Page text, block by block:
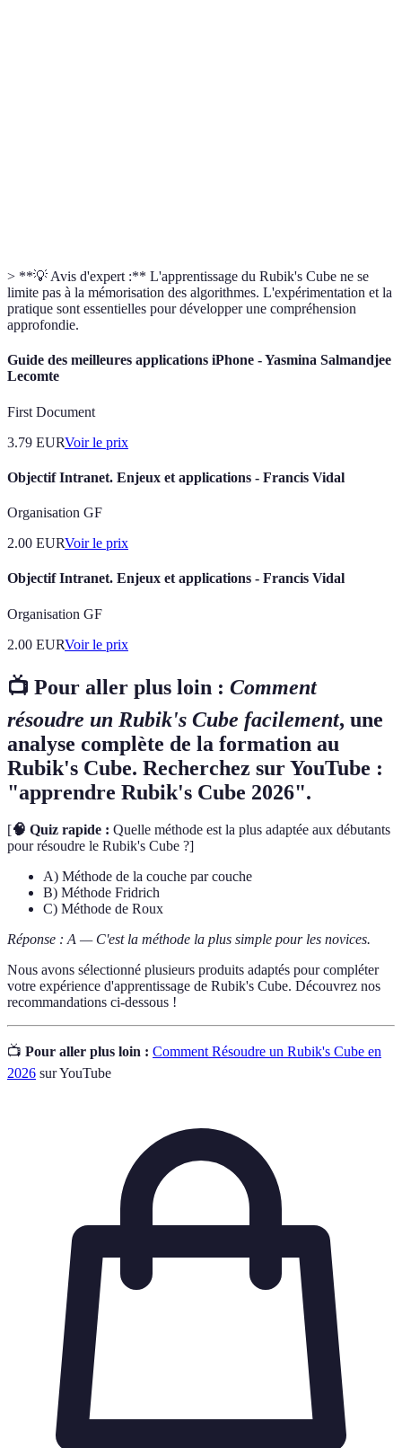
> **💡 Avis d'expert :** L'apprentissage du Rubik's Cube ne se
limite pas à la mémorisation des algorithmes. L'expérimentation et la
pratique sont essentielles pour développer une compréhension
approfondie.
Guide des meilleures applications iPhone - Yasmina Salmandjee
Lecomte
First Document
3.79 EURVoir le prix
Objectif Intranet. Enjeux et applications - Francis Vidal
Organisation GF
2.00 EURVoir le prix
Objectif Intranet. Enjeux et applications - Francis Vidal
Organisation GF
2.00 EURVoir le prix
📺 Pour aller plus loin : Comment
résoudre un Rubik's Cube facilement, une
analyse complète de la formation au
Rubik's Cube. Recherchez sur YouTube :
"apprendre Rubik's Cube 2026".
[🧠 Quiz rapide : Quelle méthode est la plus adaptée aux débutants
pour résoudre le Rubik's Cube ?]
A) Méthode de la couche par couche
B) Méthode Fridrich
C) Méthode de Roux
Réponse : A — C'est la méthode la plus simple pour les novices.
Nous avons sélectionné plusieurs produits adaptés pour compléter
votre expérience d'apprentissage de Rubik's Cube. Découvrez nos
recommandations ci-dessous !
📺 Pour aller plus loin : Comment Résoudre un Rubik's Cube en
2026 sur YouTube